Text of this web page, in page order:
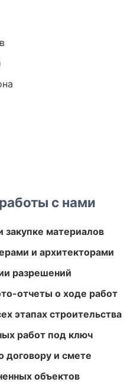
с нами
материалов
и архитекторами
разрешений
отчеты о ходе работ
этапах строительства
работ под ключ
договору и смете
объектов